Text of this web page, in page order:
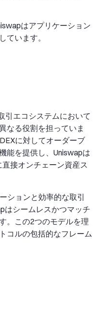
はアプリケーション
ています。
引エコシステムにおいて
なる役割を担っていま
に対してオーダーブ
能を提供し、Uniswapは
接オンチェーン資産ス
ションと効率的な取引
はシームレスかつマッチ
。この2つのモデルを理
コルの包括的なフレーム